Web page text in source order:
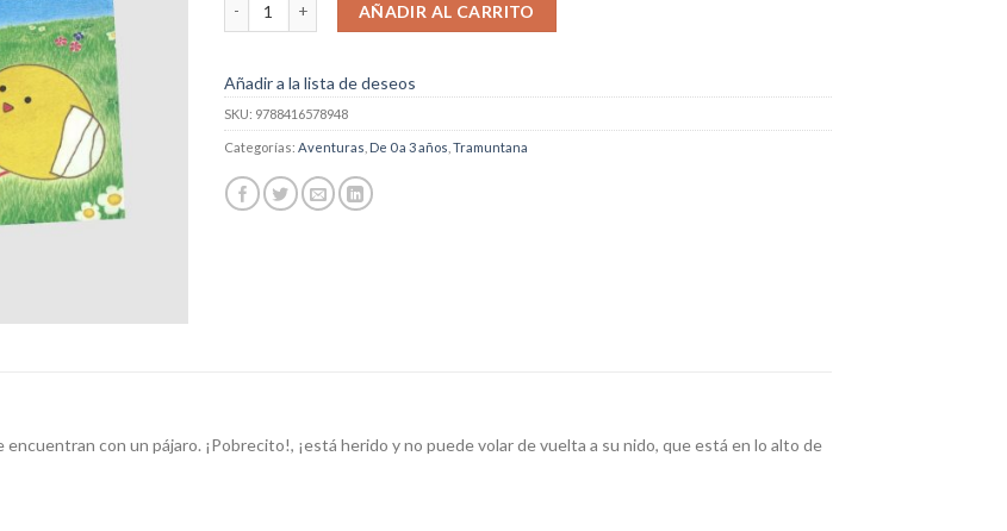
AÑADIR AL CARRITO
Añadir a la lista de deseos
SKU: 9788416578948
Categorías: Aventuras De 0 a 3 años Tramuntana
encuentran con un pájaro. ¡Pobrecito!, ¡está herido y no puede volar de vuelta a su nido, que está en lo alto de